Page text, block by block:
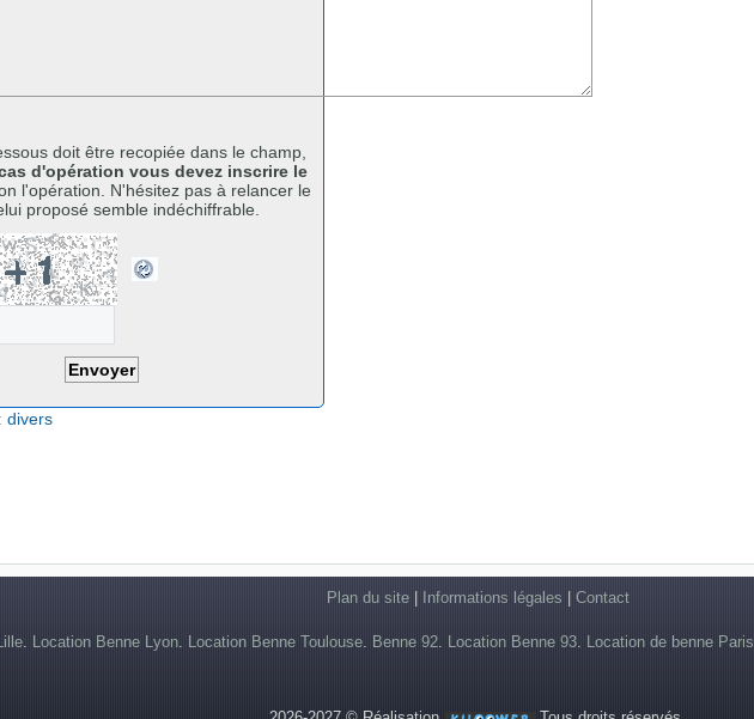
doit être recopiée dans le champ,
d'opération vous devez inscrire le
l'opération. N'hésitez pas à relancer le
proposé semble indéchiffrable.
divers
Plan du site| Informations légales
Contact
. Location Benne Lyon. Location Benne Toulouse. Benne 92. Location Benne 93. Location de benne Paris